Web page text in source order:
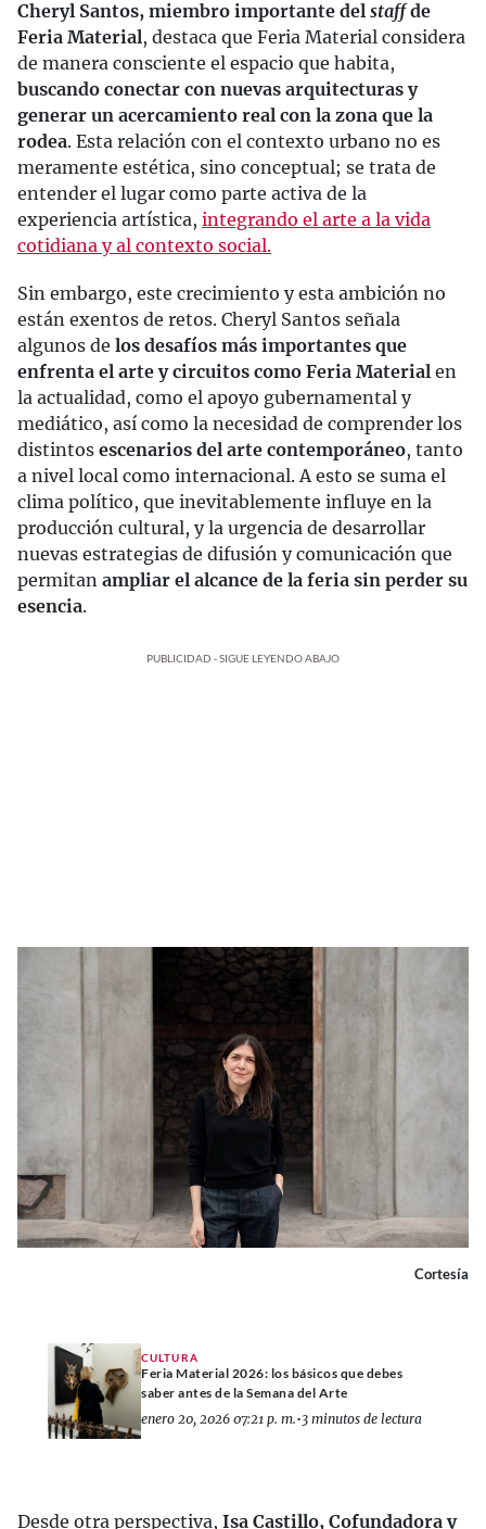
Cheryl Santos, miembro importante del staffde
Feria Material, destaca que Feria Material considera
de manera consciente el espacio que habita,
buscando conectar con nuevas arquitecturas y
generar un acercamiento real con la zona que la
rodea. Esta relación con el contexto urbano no es
meramente estética, sino conceptual; se trata de
entender el lugar como parte activa de la
experiencia artística, integrando el arte a la vida
cotidiana y al contexto social.
Sin embargo, este crecimiento y esta ambición no
están exentos de retos. Cheryl Santos señala
algunos de los desafíos más importantes que
enfrenta el arte y circuitos como Feria Material en
la actualidad, como el apoyo gubernamental y
mediático, así como la necesidad de comprender los
distintos escenarios del arte contemporáneo, tanto
a nivel local como internacional. A esto se suma el
clima político, que inevitablemente influye en la
producción cultural, y la urgencia de desarrollar
nuevas estrategias de difusión y comunicación que
permitan ampliar el alcance de la feria sin perder su
esencia.
PUBLICIDAD - SIGUE LEYENDO ABAJO
Cortesía
CULTURA
Feria Material 2026: los básicos que debes
saber antes de la Semana del Arte
enero 20, 2026 07:21 p. m.•3 minutos de lectura
Desde otra perspectiva, Isa Castillo, Cofundadora y